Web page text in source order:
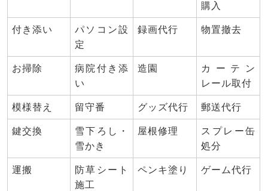
購入
付き添い
パソコン設
定
録画代行 物置撤去
お掃除
病院付き添
い
造園
カーテン
レール取付
模様替え 留守番 グッズ代行 郵送代行
鍵交換
雪下ろし・
雪かき
屋根修理
スプレー缶
処分
運搬
防草シート
施工
ペンキ塗り ゲーム代行